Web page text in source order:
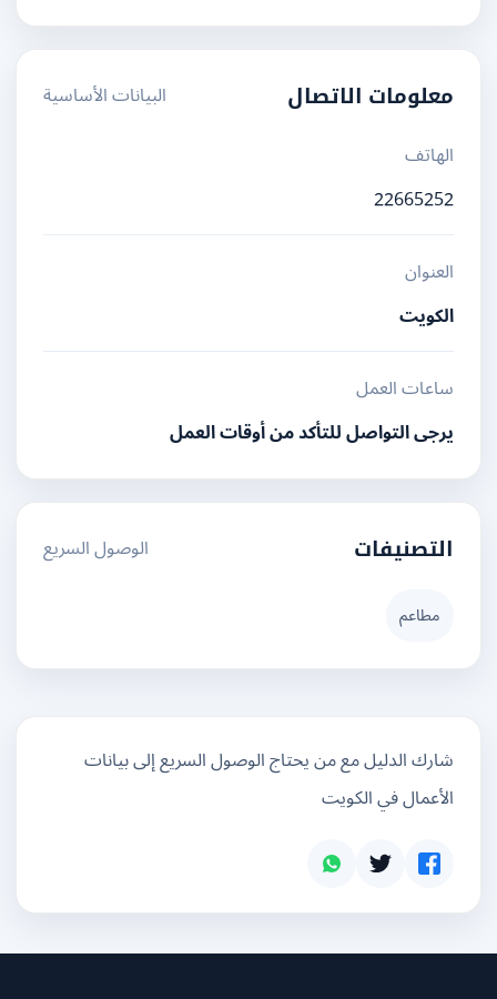
معلومات الاتصال
البيانات الأساسية
الهاتف
22665252
العنوان
الكويت
ساعات العمل
يرجى التواصل للتأكد من أوقات العمل
التصنيفات الوصول السريع
شارك الدليل مع من يحتاج الوصول السريع إلى بيانات
الأعمال في الكويت